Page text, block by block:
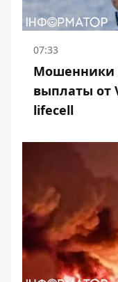
07:33
Мошенники
выплаты от
lifecell